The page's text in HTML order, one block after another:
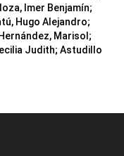
Imer Benjamín;
Hugo Alejandro;
Marisol ;
Judith; Astudillo